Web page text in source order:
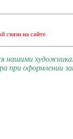
связи на сайте.
нашими
при оформлении